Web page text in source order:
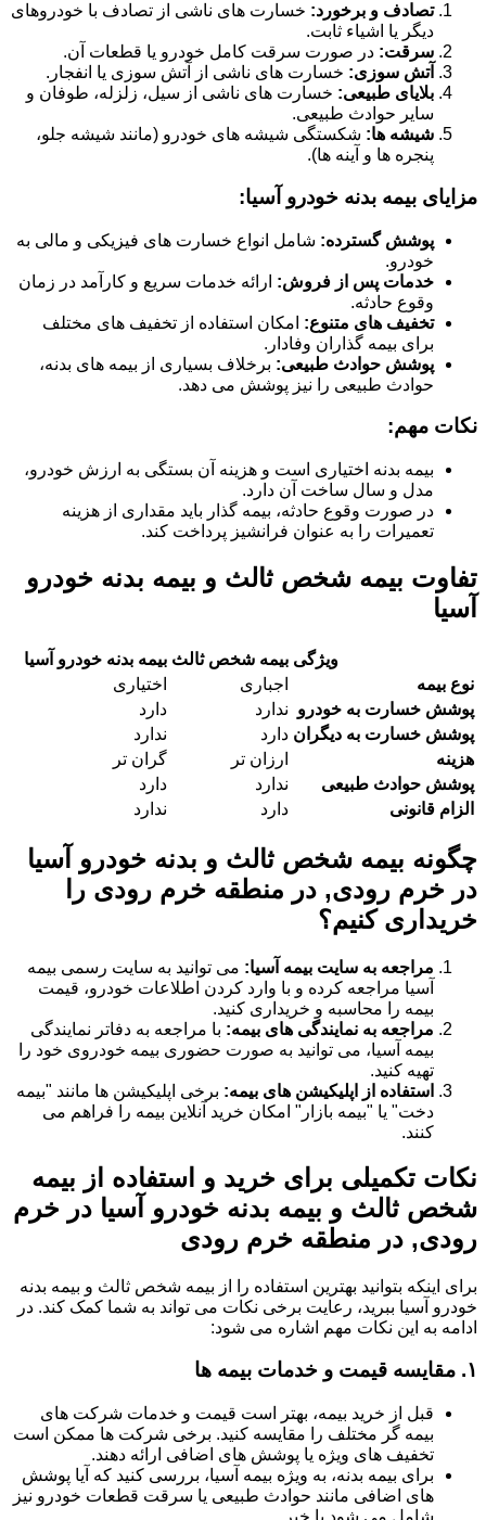
تصادف و برخورد: خسارت های ناشی از تصادف با خودروهای
دیگر یا اشیاء ثابت.
سرقت: در صورت سرقت کامل خودرو یا قطعات آن.
آتش سوزی: خسارت های ناشی از آتش سوزی یا انفجار.
بلایای طبیعی: خسارت های ناشی از سیل، زلزله، طوفان و
سایر حوادث طبیعی.
شیشه ها: شکستگی شیشه های خودرو (مانند شیشه جلو،
پنجره ها و آینه ها).
مزایای بیمه بدنه خودرو آسیا:
پوشش گسترده: شامل انواع خسارت های فیزیکی و مالی به
خودرو.
خدمات پس از فروش: ارائه خدمات سریع و کارآمد در زمان
وقوع حادثه.
تخفیف های متنوع: امکان استفاده از تخفیف های مختلف
برای بیمه گذاران وفادار.
پوشش حوادث طبیعی: برخلاف بسیاری از بیمه های بدنه،
حوادث طبیعی را نیز پوشش می دهد.
نکات مهم:
بیمه بدنه اختیاری است و هزینه آن بستگی به ارزش خودرو،
مدل و سال ساخت آن دارد.
در صورت وقوع حادثه، بیمه گذار باید مقداری از هزینه
تعمیرات را به عنوان فرانشیز پرداخت کند.
تفاوت بیمه شخص ثالث و بیمه بدنه خودرو
آسیا
ویژگی بیمه شخص ثالث بیمه بدنه خودرو آسیا
نوع بیمه
اجباری
اختیاری
پوشش خسارت به خودرو ندارد
دارد
پوشش خسارت به دیگران دارد
ندارد
هزینه
ارزان تر
گران تر
پوشش حوادث طبیعی
ندارد
دارد
الزام قانونی
دارد ندارد
چگونه بیمه شخص ثالث و بدنه خودرو آسیا
در خرم رودی, در منطقه خرم رودی را
خریداری کنیم؟
مراجعه به سایت بیمه آسیا: می توانید به سایت رسمی بیمه
آسیا مراجعه کرده و با وارد کردن اطلاعات خودرو، قیمت
بیمه را محاسبه و خریداری کنید.
مراجعه به نمایندگی های بیمه: با مراجعه به دفاتر نمایندگی
بیمه آسیا، می توانید به صورت حضوری بیمه خودروی خود را
تهیه کنید.
استفاده از اپلیکیشن های بیمه: برخی اپلیکیشن ها مانند "بیمه
دخت" یا "بیمه بازار" امکان خرید آنلاین بیمه را فراهم می
کنند.
نکات تکمیلی برای خرید و استفاده از بیمه
شخص ثالث و بیمه بدنه خودرو آسیا در خرم
رودی, در منطقه خرم رودی
برای اینکه بتوانید بهترین استفاده را از بیمه شخص ثالث و بیمه بدنه
خودرو آسیا ببرید، رعایت برخی نکات می تواند به شما کمک کند. در
ادامه به این نکات مهم اشاره می شود:
۱. مقایسه قیمت و خدمات بیمه ها
قبل از خرید بیمه، بهتر است قیمت و خدمات شرکت های
بیمه گر مختلف را مقایسه کنید. برخی شرکت ها ممکن است
تخفیف های ویژه یا پوشش های اضافی ارائه دهند.
برای بیمه بدنه، به ویژه بیمه آسیا، بررسی کنید که آیا پوشش
های اضافی مانند حوادث طبیعی یا سرقت قطعات خودرو نیز
شامل می شود یا خیر.